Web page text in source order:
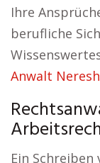
Ihre
berufliche
Anwalt
Ein